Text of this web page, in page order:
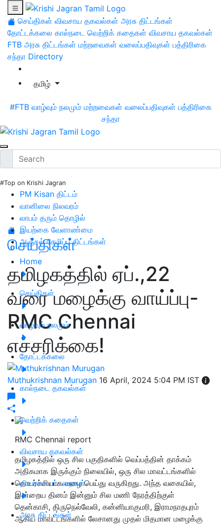
செய்திகள் விவசாய தகவல்கள் அரசு திட்டங்கள்
தோட்டக்கலை கால்நடை வெற்றிக் கதைகள் விவசாய தகவல்கள்
FTB அரசு திட்டங்கள் மற்றவைகள் வலைப்பதிவுகள் பத்திரிகை
சந்தா Directory
தமிழ்
#FTB வாழ்வும் நலமும் மற்றவைகள் வலைப்பதிவுகள் பத்திரிகை
சந்தா
#Top on Krishi Jagran
PM Kisan திட்டம்
வானிலை நிலவரம்
லாபம் தரும் தொழில்
இயற்கை வேளாண்மை
அஞ்சல் சேமிப்பு திட்டங்கள்
Home
செய்திகள்
வாழ்வும் நலமும்
தோட்டக்கலை
கால்நடை தகவல்கள்
வெற்றிக் கதைகள்
விவசாய தகவல்கள்
விவசாய பட்டறைகள்
அரசு திட்டங்கள்
செய்திகள்
தமிழகத்தில் ஏப்.,22
வரை மழைக்கு வாய்ப்பு-
RMC Chennai
எச்சரிக்கை!
Muthukrishnan Murugan 16 April, 2024 5:04 PM IST
RMC Chennai report
தமிழகத்தில் ஒரு சில பகுதிகளில் வெப்பத்தின் தாக்கம்
அதிகமாக இருக்கும் நிலையில், ஒரு சில மாவட்டங்களில்
தொடர்ச்சியாக மழை பெய்து வருகிறது. அந்த வகையில்,
இன்றைய தினம் இன்னும் சில மணி நேரத்திற்குள்
தென்காசி, திருநெல்வேலி, கன்னியாகுமரி, இராமநாதபுரம்
ஆகிய மாவட்டங்களில் லேசானது முதல் மிதமான மழைக்கு